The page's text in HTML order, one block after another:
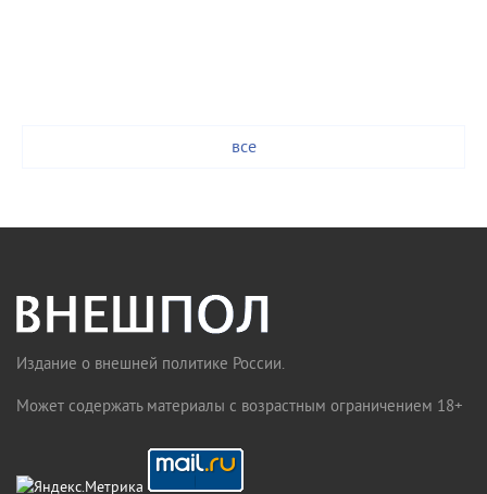
все
Издание о внешней политике России.
Может содержать материалы с возрастным ограничением 18+